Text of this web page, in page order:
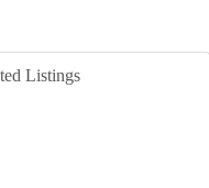
Listings